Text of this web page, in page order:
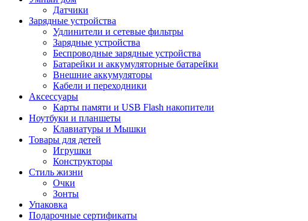
Датчики
Зарядные устройства
Удлинители и сетевые фильтры
Зарядные устройства
Беспроводные зарядные устройства
Батарейки и аккумуляторные батарейки
Внешние аккумуляторы
Кабели и переходники
Аксессуары
Карты памяти и USB Flash накопители
Ноутбуки и планшеты
Клавиатуры и Мышки
Товары для детей
Игрушки
Конструкторы
Стиль жизни
Очки
Зонты
Упаковка
Подарочные сертификаты